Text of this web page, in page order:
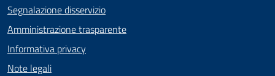
Segnalazione disservizio
Amministrazione trasparente
Informativa privacy
Note legali